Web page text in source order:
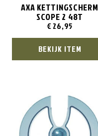
AXA KETTINGSCHERM
SCOPE 2 48T
€ 26,95
BEKIJK ITEM